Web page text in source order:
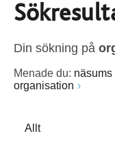
Din sökning på
Menade du: näsums
organisation
Allt